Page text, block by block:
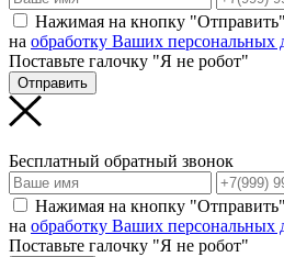
Нажимая на кнопку "Отправить"
на обработку Ваших персональных
Поставьте галочку "Я не робот"
Отправить
Бесплатный обратный звонок
Нажимая на кнопку "Отправить"
на обработку Ваших персональных
Поставьте галочку "Я не робот"